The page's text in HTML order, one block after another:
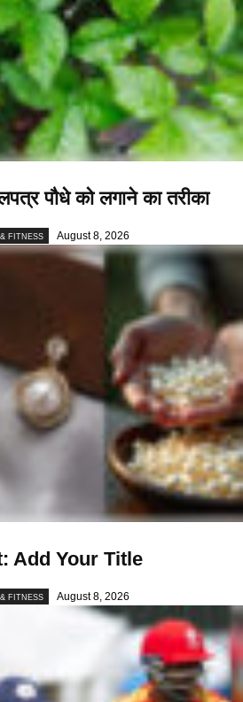
पौधे को लगाने का तरीका
FITNESS August 8, 2026
Add Your Title
FITNESS August 8, 2026